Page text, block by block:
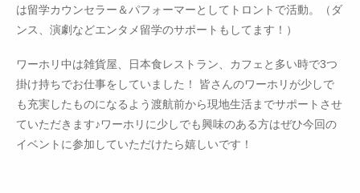
は留学カウンセラー＆パフォーマーとしてトロントで活動。（ダ
ンス、演劇などエンタメ留学のサポートもしてます！）
ワーホリ中は雑貨屋、日本食レストラン、カフェと多い時で3つ
掛け持ちでお仕事をしていました！ 皆さんのワーホリが少しで
も充実したものになるよう渡航前から現地生活までサポートさせ
ていただきます♪ワーホリに少しでも興味のある方はぜひ今回の
イベントに参加していただけたら嬉しいです！